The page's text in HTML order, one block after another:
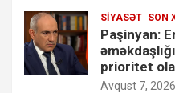
SIYASƏT SON
Paşinyan:
prioritet
Avqust 7,